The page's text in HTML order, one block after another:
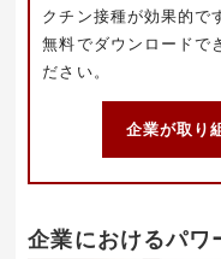
クチン接種が効果的で
無料でダウンロードで
ださい。
企業が取り
企業におけるパワ